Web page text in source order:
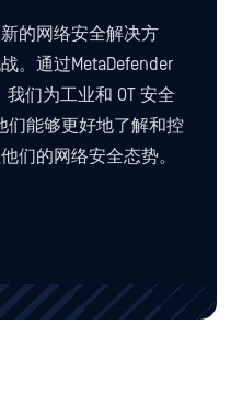
新的网络安全解决方
。通过MetaDefender
我们为工业和 OT 安全
们能够更好地了解和控
们的网络安全态势。